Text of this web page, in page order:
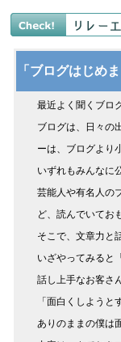
「ブログはじめ
最近よく聞くブロ
ブログは、日々の
ーは、ブログより
いずれもみんなに
芸能人や有名人の
ど、読んでいてお
そこで、文章力と
いざやってみると
話し上手なお客さ
「面白くしよう
ありのままの僕は